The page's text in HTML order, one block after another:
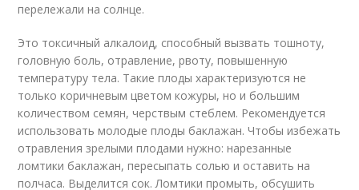
перележали на солнце.
Это токсичный алкалоид, способный вызвать тошноту,
головную боль, отравление, рвоту, повышенную
температуру тела. Такие плоды характеризуются не
только коричневым цветом кожуры, но и большим
количеством семян, черствым стеблем. Рекомендуется
использовать молодые плоды баклажан. Чтобы избежать
отравления зрелыми плодами нужно: нарезанные
ломтики баклажан, пересыпать солью и оставить на
полчаса. Выделится сок. Ломтики промыть, обсушить